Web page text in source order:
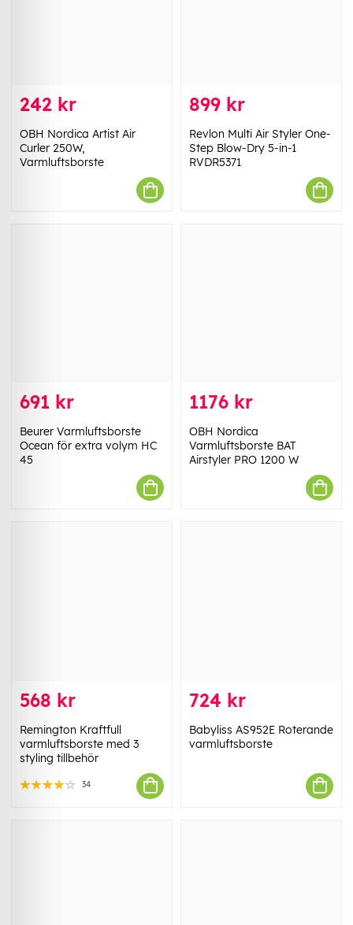
242 kr
OBH Nordica Artist Air
Curler 250W,
Varmluftsborste
899 kr
Revlon Multi Air Styler One-
Step Blow-Dry 5-in-1
RVDR5371
691 kr
Beurer Varmluftsborste
Ocean för extra volym HC
45
1176 kr
OBH Nordica
Varmluftsborste BAT
Airstyler PRO 1200 W
568 kr
Remington Kraftfull
varmluftsborste med 3
styling tillbehör
34
724 kr
Babyliss AS952E Roterande
varmluftsborste